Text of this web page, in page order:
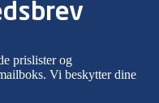
prislister og
Vi beskytter dine